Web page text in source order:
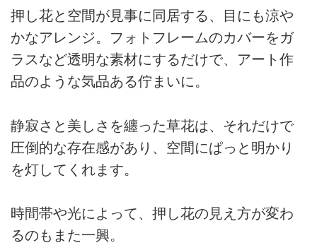
押し花と空間が見事に同居する、目にも涼や
かなアレンジ。フォトフレームのカバーをガ
ラスなど透明な素材にするだけで、アート作
品のような気品ある佇まいに。
静寂さと美しさを纏った草花は、それだけで
圧倒的な存在感があり、空間にぱっと明かり
を灯してくれます。
時間帯や光によって、押し花の見え方が変わ
るのもまた一興。